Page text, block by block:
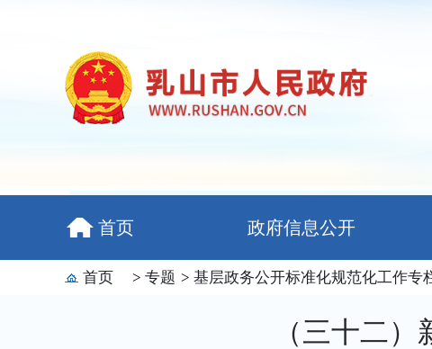
首页 政府信息公开
首页 > 专题 > 基层政务公开标准化规范化工作专
（三十二